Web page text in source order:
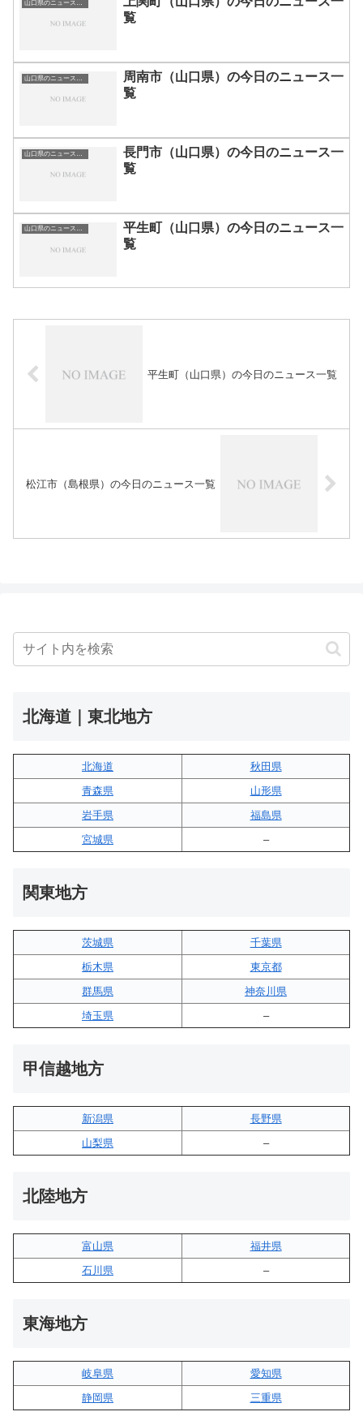
覧
周南市（山口県）の今日のニュース一
覧
長門市（山口県）の今日のニュース一
覧
山口県のニュース一覧
平生町（山口県）の今日のニュース一
覧
平生町（山口県）の今日のニュース一覧
松江市（島根県）の今日のニュース一覧
北海道｜東北地方
北海道
秋田県
青森県
山形県
岩手県
福島県
宮城県
–
関東地方
茨城県
千葉県
栃木県
東京都
群馬県
神奈川県
埼玉県
–
甲信越地方
新潟県
長野県
山梨県
–
北陸地方
富山県
福井県
石川県
–
東海地方
岐阜県
愛知県
静岡県
三重県